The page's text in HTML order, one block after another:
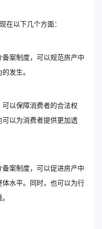
在以下几个方面：
案制度，可以规范房产中
发生。
以保障消费者的合法权
以为消费者提供更加透
案制度，可以促进房产中
水平。同时，也可以为行